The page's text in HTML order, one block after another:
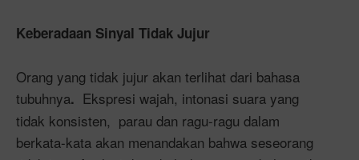
Keberadaan Sinyal Tidak Jujur
Orang yang tidak jujur akan terlihat dari bahasa
tubuhnya. Ekspresi wajah, intonasi suara yang
tidak konsisten, parau dan ragu-ragu dalam
berkata-kata akan menandakan bahwa seseorang